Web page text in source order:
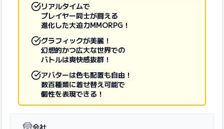
リアルタイムで
プレイヤー同士が闘える
進化した大迫力MMORPG！
グラフィックが美麗！
幻想的かつ広大な世界での
バトルは爽快感抜群！
アバターは色も配置も自由！
数百種類に着せ替え可能で
個性を表現できる！
会社